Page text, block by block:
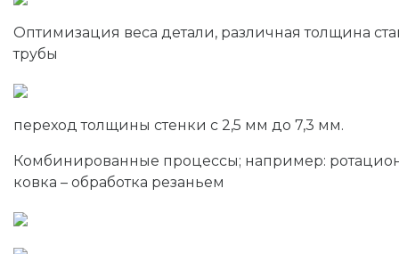
Оптимизация веса детали, различная толщина
трубы
переход толщины стенки с 2,5 мм до 7,3 мм.
Комбинированные процессы; например:
ковка – обработка резаньем